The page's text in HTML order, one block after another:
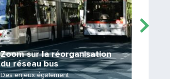
Zoom sur la réorganisation
du réseau bus
Des enjeux également